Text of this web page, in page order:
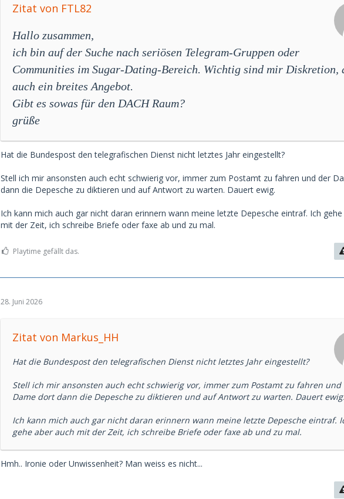
Zitat von FTL82
Hallo zusammen,
ich bin auf der Suche nach seriösen Telegram-Gruppen oder
Communities im Sugar-Dating-Bereich. Wichtig sind mir Diskretion,
auch ein breites Angebot.
Gibt es sowas für den DACH Raum?
grüße
Hat die Bundespost den telegrafischen Dienst nicht letztes Jahr eingestellt?
Stell ich mir ansonsten auch echt schwierig vor, immer zum Postamt zu fahren und der
dann die Depesche zu diktieren und auf Antwort zu warten. Dauert ewig.
Ich kann mich auch gar nicht daran erinnern wann meine letzte Depesche eintraf. Ich
mit der Zeit, ich schreibe Briefe oder faxe ab und zu mal.
Playtime gefällt das.
28. Juni 2026
Zitat von Markus_HH
Hat die Bundespost den telegrafischen Dienst nicht letztes Jahr eingestellt?
Stell ich mir ansonsten auch echt schwierig vor, immer zum Postamt zu fahren und
Dame dort dann die Depesche zu diktieren und auf Antwort zu warten. Dauert
Ich kann mich auch gar nicht daran erinnern wann meine letzte Depesche eintraf.
gehe aber auch mit der Zeit, ich schreibe Briefe oder faxe ab und zu mal.
Hmh.. Ironie oder Unwissenheit? Man weiss es nicht...